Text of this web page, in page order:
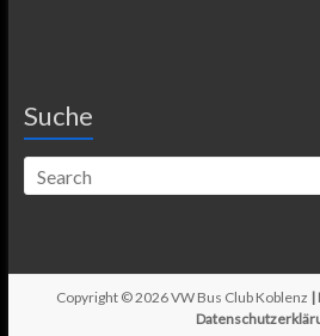
Suche
Copyright © 2026VW Bus Club Koblenz |